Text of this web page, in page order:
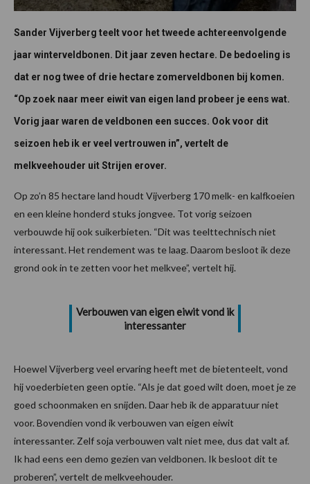
Sander Vijverberg teelt voor het tweede achtereenvolgende
jaar winterveldbonen. Dit jaar zeven hectare. De bedoeling is
dat er nog twee of drie hectare zomerveldbonen bij komen.
“Op zoek naar meer eiwit van eigen land probeer je eens wat.
Vorig jaar waren de veldbonen een succes. Ook voor dit
seizoen heb ik er veel vertrouwen in”, vertelt de
melkveehouder uit Strijen erover.
Op zo’n 85 hectare land houdt Vijverberg 170 melk- en kalfkoeien
en een kleine honderd stuks jongvee. Tot vorig seizoen
verbouwde hij ook suikerbieten. “Dit was teelttechnisch niet
interessant. Het rendement was te laag. Daarom besloot ik deze
grond ook in te zetten voor het melkvee”, vertelt hij.
Verbouwen van eigen eiwit vond ik
interessanter
Hoewel Vijverberg veel ervaring heeft met de bietenteelt, vond
hij voederbieten geen optie. “Als je dat goed wilt doen, moet je ze
goed schoonmaken en snijden. Daar heb ik de apparatuur niet
voor. Bovendien vond ik verbouwen van eigen eiwit
interessanter. Zelf soja verbouwen valt niet mee, dus dat valt af.
Ik had eens een demo gezien van veldbonen. Ik besloot dit te
proberen”, vertelt de melkveehouder.